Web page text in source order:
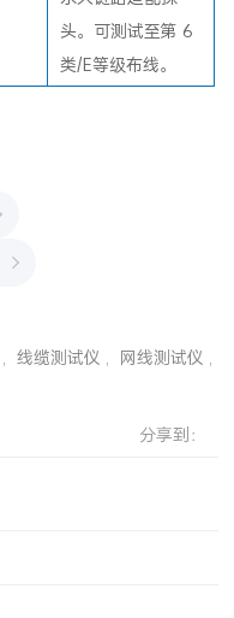
头。可测试至第 6
类/E等级布线。
线缆测试仪 网线测试仪
分享到：